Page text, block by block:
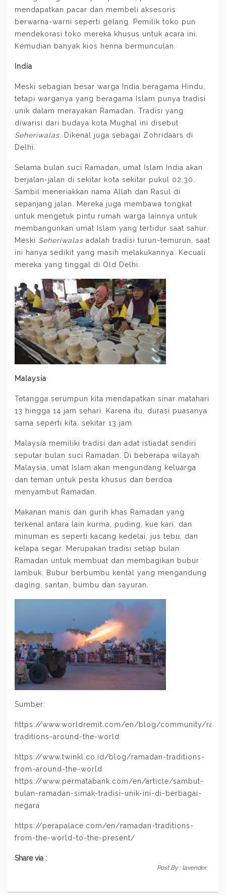
mendapatkan pacar dan membeli aksesoris
berwarna-warni seperti gelang. Pemilik toko pun
mendekorasi toko mereka khusus untuk acara ini.
Kemudian banyak kios henna bermunculan.
India
Meski sebagian besar warga India beragama Hindu,
tetapi warganya yang beragama Islam punya tradisi
unik dalam merayakan Ramadan. Tradisi yang
diwarisi dari budaya kota Mughal ini disebut
Seheriwalas . Dikenal juga sebagai Zohridaars di
Delhi.
Selama bulan suci Ramadan, umat Islam India akan
berjalan-jalan di sekitar kota sekitar pukul 02.30.
Sambil meneriakkan nama Allah dan Rasul di
sepanjang jalan. Mereka juga membawa tongkat
untuk mengetuk pintu rumah warga lainnya untuk
membangunkan umat Islam yang tertidur saat sahur.
Meski Seheriwalas adalah tradisi turun-temurun, saat
ini hanya sedikit yang masih melakukannya. Kecuali
mereka yang tinggal di Old Delhi.
Malaysia
Tetangga serumpun kita mendapatkan sinar matahari
13 hingga 14 jam sehari. Karena itu, durasi puasanya
sama seperti kita, sekitar 13 jam.
Malaysia memiliki tradisi dan adat istiadat sendiri
seputar bulan suci Ramadan. Di beberapa wilayah
Malaysia, umat Islam akan mengundang keluarga
dan teman untuk pesta khusus dan berdoa
menyambut Ramadan.
Makanan manis dan gurih khas Ramadan yang
terkenal antara lain kurma, puding, kue kari, dan
minuman es seperti kacang kedelai, jus tebu, dan
kelapa segar. Merupakan tradisi setiap bulan
Ramadan untuk membuat dan membagikan bubur
lambuk. Bubur berbumbu kental yang mengandung
daging, santan, bumbu dan sayuran.
Sumber:
https://www.worldremit.com/en/blog/community/
traditions-around-the-world
https://www.twinkl.co.id/blog/ramadan-traditions-
from-around-the-world
https://www.permatabank.com/en/article/sambut-
bulan-ramadan-simak-tradisi-unik-ini-di-berbagai-
negara
https://perapalace.com/en/ramadan-traditions-
from-the-world-to-the-present/
Share via :
Post By : lavender